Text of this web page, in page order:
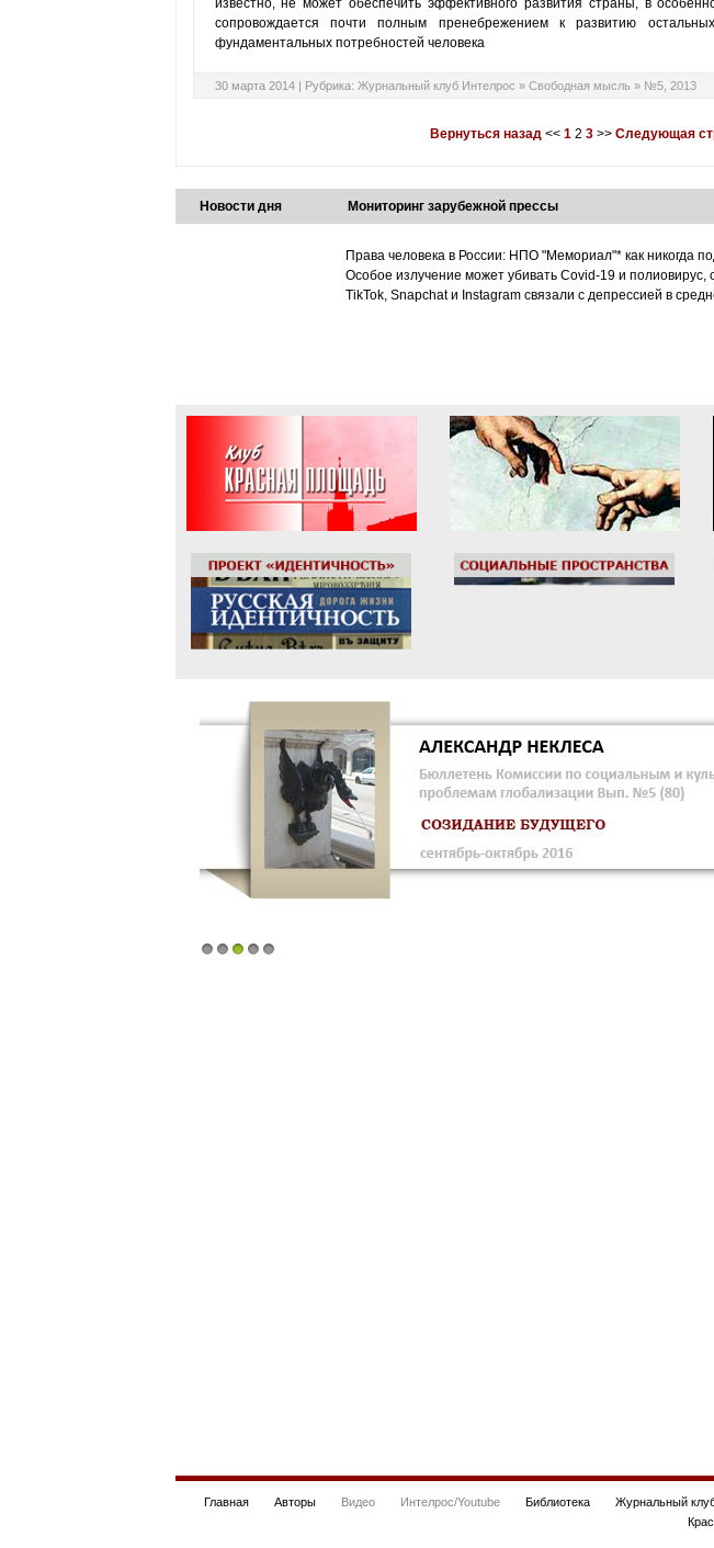
известно, не может обеспечить эффективного развития страны, в
сопровождается почти полным пренебрежением к развитию
фундаментальных потребностей человека
30 марта 2014 | Рубрика: Журнальный клуб Интелрос » Свободная мысль » №5, 2013
Вернуться назад<< 1 2 3>> Следующая
Новости дня Мониторинг зарубежной прессы
Права человека в России: НПО "Мемориал"* как никогда
Особое излучение может убивать Covid-19 и
TikTok, Snapchat и Instagram связали с депрессией в
Главная Авторы Видео Интелрос/Youtube Библиотека Журнальный